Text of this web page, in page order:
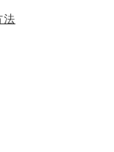
法